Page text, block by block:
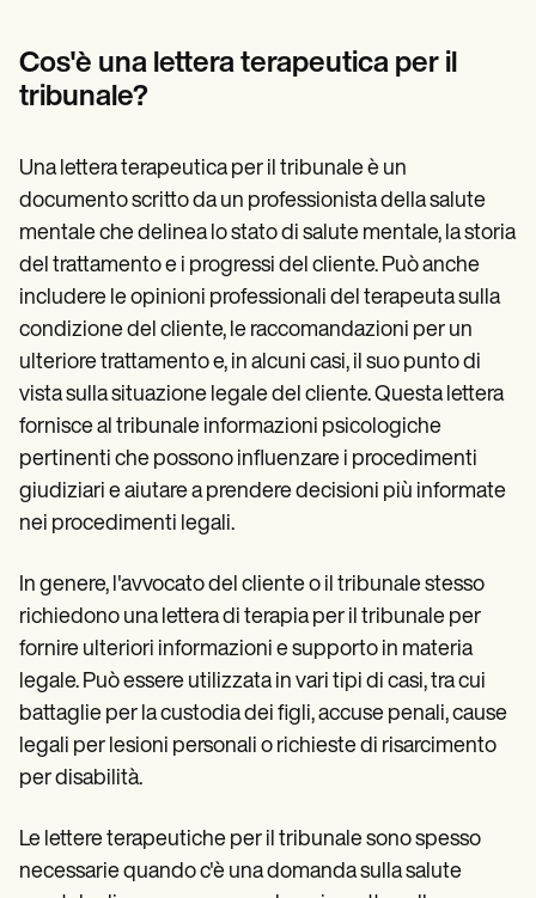
Demos
Training Hub
Webinars
Pricing
Why Carepatron?
Get started
Cos'è una lettera terapeutica per il
tribunale?
Una lettera terapeutica per il tribunale è un
documento scritto da un professionista della salute
mentale che delinea lo stato di salute mentale, la storia
del trattamento e i progressi del cliente. Può anche
includere le opinioni professionali del terapeuta sulla
condizione del cliente, le raccomandazioni per un
ulteriore trattamento e, in alcuni casi, il suo punto di
vista sulla situazione legale del cliente. Questa lettera
fornisce al tribunale informazioni psicologiche
pertinenti che possono influenzare i procedimenti
giudiziari e aiutare a prendere decisioni più informate
nei procedimenti legali.
In genere, l'avvocato del cliente o il tribunale stesso
richiedono una lettera di terapia per il tribunale per
fornire ulteriori informazioni e supporto in materia
legale. Può essere utilizzata in vari tipi di casi, tra cui
battaglie per la custodia dei figli, accuse penali, cause
legali per lesioni personali o richieste di risarcimento
per disabilità.
Le lettere terapeutiche per il tribunale sono spesso
necessarie quando c'è una domanda sulla salute